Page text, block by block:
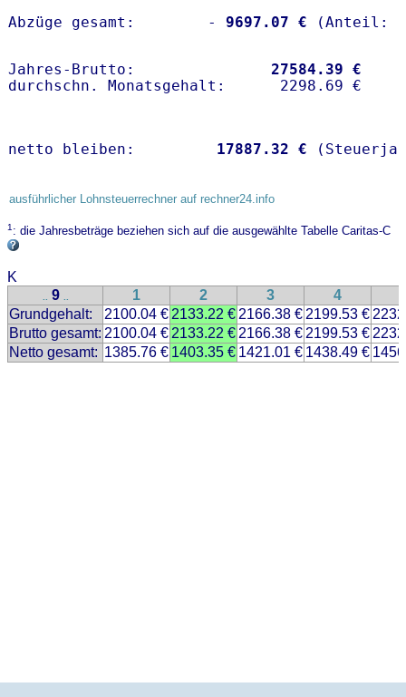
Abzüge gesamt:        -
9697.07 €
Jahres-Brutto: 27584.39 €
netto bleiben: 17887.32 €
ausführlicher Lohnsteuerrechner auf rechner24.info
1: die Jahresbeträge beziehen sich auf die ausgewählte Tabelle Caritas-C
K
.. 9 .. 1 2 3 4
Grundgehalt:
2100.04 € 2133.22 € 2166.38 € 2199.53 €
Brutto gesamt: 2100.04 € 2133.22 € 2166.38 € 2199.53 €
Netto gesamt: 1385.76 € 1403.35 € 1421.01 € 1438.49 €